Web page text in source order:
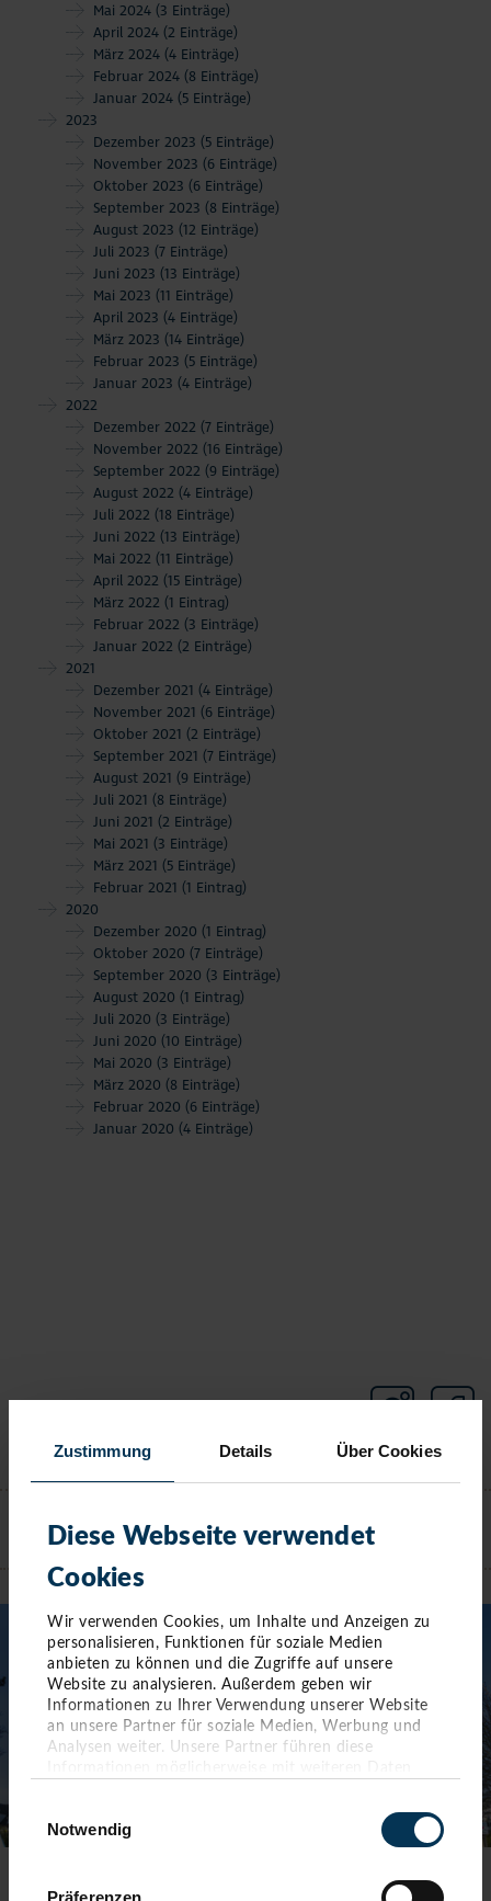
Zustimmung Details Über Cookies
Diese Webseite verwendet
Cookies
Wir verwenden Cookies, um Inhalte und Anzeigen zu
personalisieren, Funktionen für soziale Medien
anbieten zu können und die Zugriffe auf unsere
Website zu analysieren. Außerdem geben wir
Informationen zu Ihrer Verwendung unserer Website
an unsere Partner für soziale Medien, Werbung und
Analysen weiter. Unsere Partner führen diese
sie im Rahmen Ihrer Nutzung der Dienste gesammelt
haben. Sie geben Einwilligung zu unseren Cookies,
Notwendig
Präferenzen
Mai 2024 (3 Einträge)
April 2024 (2 Einträge)
März 2024 (4 Einträge)
Februar 2024 (8 Einträge)
Januar 2024 (5 Einträge)
2023
Dezember 2023 (5 Einträge)
November 2023 (6 Einträge)
Oktober 2023 (6 Einträge)
September 2023 (8 Einträge)
August 2023 (12 Einträge)
Juli 2023 (7 Einträge)
Juni 2023 (13 Einträge)
Mai 2023 (11 Einträge)
April 2023 (4 Einträge)
März 2023 (14 Einträge)
Februar 2023 (5 Einträge)
Januar 2023 (4 Einträge)
2022
Dezember 2022 (7 Einträge)
November 2022 (16 Einträge)
September 2022 (9 Einträge)
August 2022 (4 Einträge)
Juli 2022 (18 Einträge)
Juni 2022 (13 Einträge)
Mai 2022 (11 Einträge)
April 2022 (15 Einträge)
März 2022 (1 Eintrag)
Februar 2022 (3 Einträge)
Januar 2022 (2 Einträge)
2021
Dezember 2021 (4 Einträge)
November 2021 (6 Einträge)
Oktober 2021 (2 Einträge)
September 2021 (7 Einträge)
August 2021 (9 Einträge)
Juli 2021 (8 Einträge)
Juni 2021 (2 Einträge)
Mai 2021 (3 Einträge)
März 2021 (5 Einträge)
Februar 2021 (1 Eintrag)
2020
Dezember 2020 (1 Eintrag)
Oktober 2020 (7 Einträge)
September 2020 (3 Einträge)
August 2020 (1 Eintrag)
Juli 2020 (3 Einträge)
Juni 2020 (10 Einträge)
Mai 2020 (3 Einträge)
März 2020 (8 Einträge)
Februar 2020 (6 Einträge)
Januar 2020 (4 Einträge)
KONTAKT